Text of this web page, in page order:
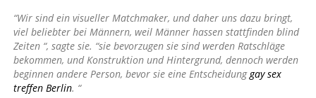
“Wir sind ein visueller Matchmaker, und daher uns dazu bringt,
viel beliebter bei Männern, weil Männer hassen stattfinden blind
Zeiten “, sagte sie. “sie bevorzugen sie sind werden Ratschläge
bekommen, und Konstruktion und Hintergrund, dennoch werden
beginnen andere Person, bevor sie eine Entscheidunggay sex
treffen Berlin. “